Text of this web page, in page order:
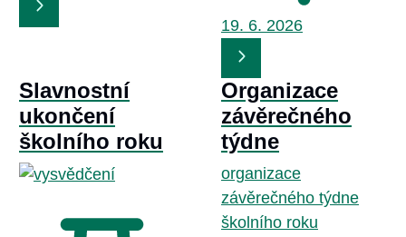
19. 6. 2026
Slavnostní
ukončení
školního roku
Organizace
závěrečného
týdne
organizace
závěrečného týdne
školního roku